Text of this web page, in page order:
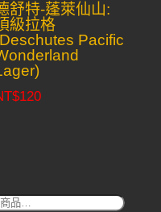
舒特-蓬萊仙山:
級拉格
Pacific
120
搜